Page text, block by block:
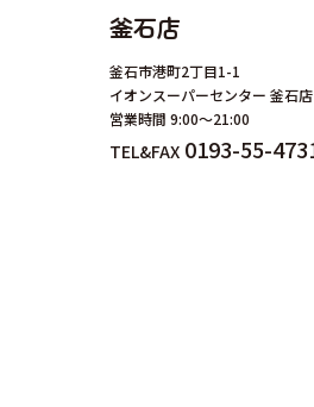
釜石店
釜石市港町2丁目1-1
イオンスーパーセンター 釜石
営業時間 9:00～21:00
TEL&FAX0193-55-